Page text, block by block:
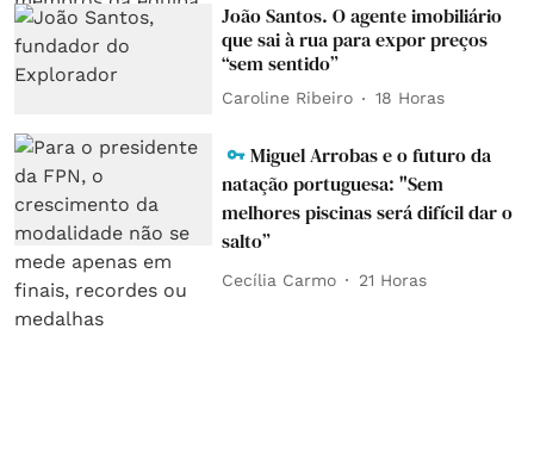
João Santos. O agente imobiliário
que sai à rua para expor preços
“sem sentido”
Caroline Ribeiro 18 Horas
Miguel Arrobas e o futuro da
natação portuguesa: "Sem
melhores piscinas será difícil dar o
salto”
Cecília Carmo 21 Horas